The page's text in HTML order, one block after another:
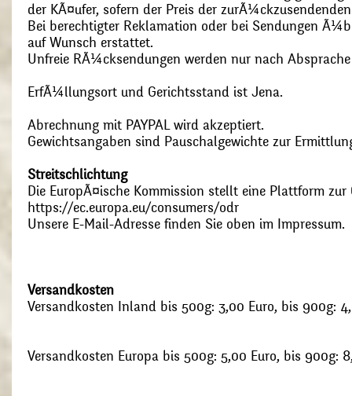
der KÃ¤ufer, sofern der Preis der
Bei berechtigter Reklamation oder bei Sendungen
auf Wunsch erstattet.
Unfreie RÃ¼cksendungen werden nur nach
ErfÃ¼llungsort und Gerichtsstand ist Jena.
Abrechnung mit PAYPAL wird akzeptiert.
Gewichtsangaben sind Pauschalgewichte zur
Streitschlichtung
Die EuropÃ¤ische Kommission stellt eine Plattform
https://ec.europa.eu/consumers/odr
Unsere E-Mail-Adresse finden Sie oben im Impressum.
Versandkosten
Versandkosten Inland bis 500g: 3,00 Euro, bis 900g:
Versandkosten Europa bis 500g: 5,00 Euro, bis 900g: